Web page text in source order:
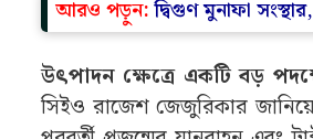
আরও পড়ুন:ষষ্ঠবারের মতো